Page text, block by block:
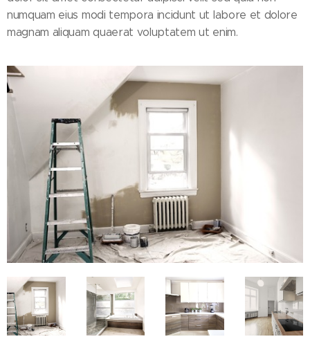
numquam eius modi tempora incidunt ut labore et dolore
magnam aliquam quaerat voluptatem ut enim.